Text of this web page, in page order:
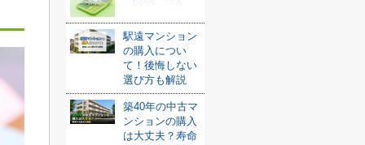
駅遠マンション
の購入につい
て！後悔しない
選び方も解説
築40年の中古マ
ンションの購入
は大丈夫？寿命